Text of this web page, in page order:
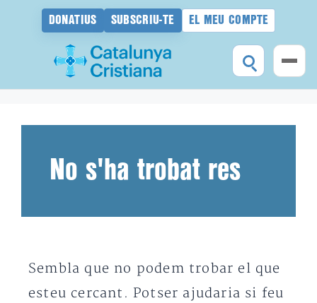
DONATIUS SUBSCRIU-TE EL MEU COMPTE
No s'ha trobat res
Sembla que no podem trobar el que
esteu cercant. Potser ajudaria si feu